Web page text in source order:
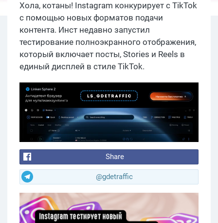
Хола, котаны! Instagram конкурирует с TikTok
с помощью новых форматов подачи
контента. Инст недавно запустил
тестирование полноэкранного отображения,
который включает посты, Stories и Reels в
единый дисплей в стиле TikTok.
Share
@gdetraffic